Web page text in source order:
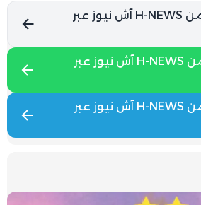
تابع آخر الأخبار من H-NEWS آش نيوز عبر
تابع آخر الأخبار من H-NEWS آش نيوز عبر
تابع آخر الأخبار من H-NEWS آش نيوز عبر